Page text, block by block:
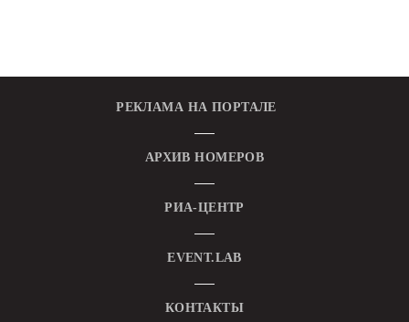
РЕКЛАМА НА ПОРТАЛЕ
АРХИВ НОМЕРОВ
РИА-ЦЕНТР
EVENT.LAB
КОНТАКТЫ